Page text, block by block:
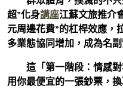
超”化身講座江蘇文旅推介
元周邊花費”的杠桿效應，
多業態協同增加，成為名副
這「第一階段：情感
用你最便宜的一張鈔票，